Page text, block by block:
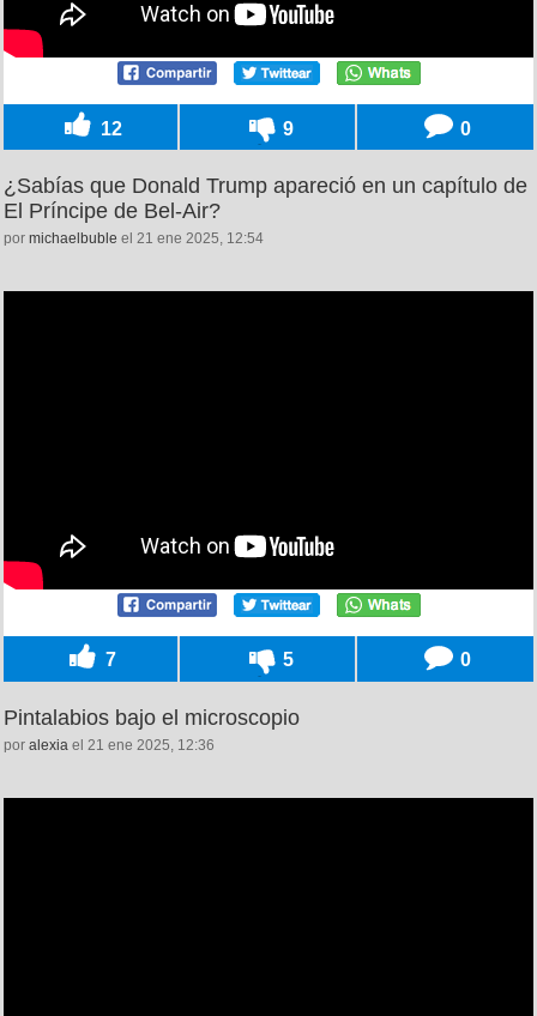
12 9 0
¿Sabías que Donald Trump apareció en un capítulo de
El Príncipe de Bel-Air?
por michaelbuble el 21 ene 2025, 12:54
7 5 0
Pintalabios bajo el microscopio
por alexia el 21 ene 2025, 12:36